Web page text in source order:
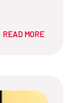
READ MORE